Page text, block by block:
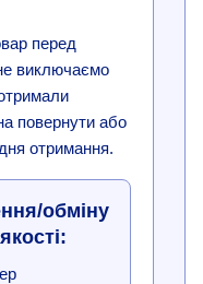
перед
виключаємо
повернути або
отримання.
обміну